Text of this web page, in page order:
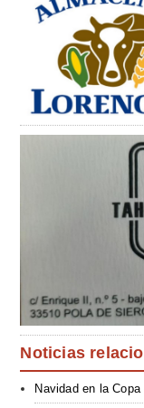
Noticias
Navidad en la